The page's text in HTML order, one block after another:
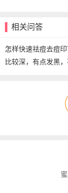
相关问答
怎样快速祛痘去痘
比较深，有点发黑